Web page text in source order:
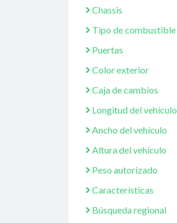
Chassis
Tipo de combustible
Puertas
Color exterior
Caja de cambios
Longitud del vehículo
Ancho del vehículo
Altura del vehículo
Peso autorizado
Características
Búsqueda regional